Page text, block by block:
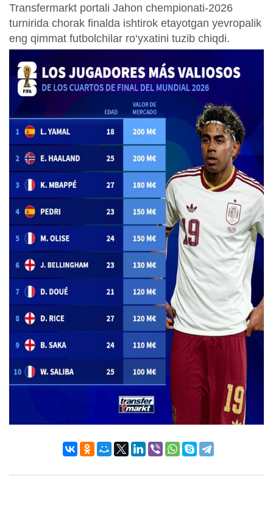
Transfermarkt portali Jahon chempionati-2026
turnirida chorak finalda ishtirok etayotgan yevropalik
eng qimmat futbolchilar ro‘yxatini tuzib chiqdi.